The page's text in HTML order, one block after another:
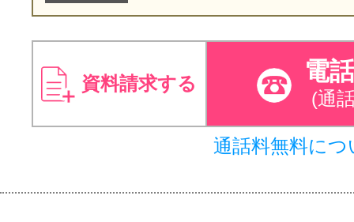
資料請求する 電
(通
通話料無料につ